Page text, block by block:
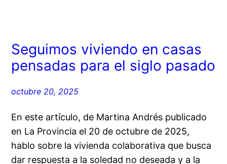
Seguimos viviendo en casas
pensadas para el siglo pasado
octubre 20, 2025
En este artículo, de Martina Andrés publicado
en La Provincia el 20 de octubre de 2025,
hablo sobre la vivienda colaborativa que busca
dar respuesta a la soledad no deseada y a la